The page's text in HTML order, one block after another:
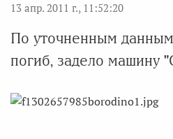
13 апр. 2011 г., 11:52:20
По уточненным
погиб, задело машину